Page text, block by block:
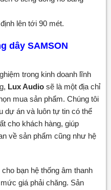
lên tới 90 mét.
dây SAMSON
trong kinh doanh lĩnh
Lux Audiosẽ là một địa chỉ
mua sản phẩm. Chúng tôi
dự án và luôn tự tin có thể
cho khách hàng, giúp
về sản phẩm cũng như hệ
bạn hệ thống âm thanh
giá phải chăng. Sản